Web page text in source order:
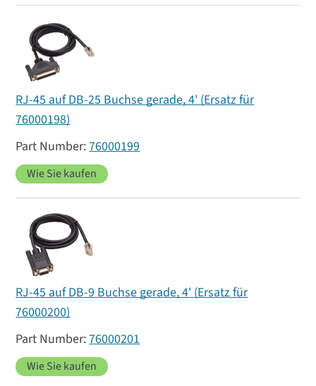
RJ-45 auf DB-25 Buchse gerade, 4' (Ersatz für
76000198)
76000199
Wie Sie kaufen
RJ-45 auf DB-9 Buchse gerade, 4' (Ersatz für
76000200)
76000201
Wie Sie kaufen